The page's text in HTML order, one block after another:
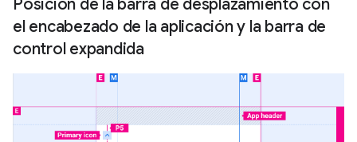
Posición de la barra de desplazamiento con
el encabezado de la aplicación y la barra de
control expandida